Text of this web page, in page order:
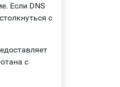
Если DNS
с
с